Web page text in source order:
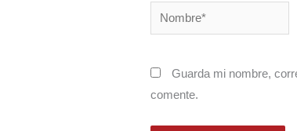
Nombre*
Guarda mi nombre,
comente.